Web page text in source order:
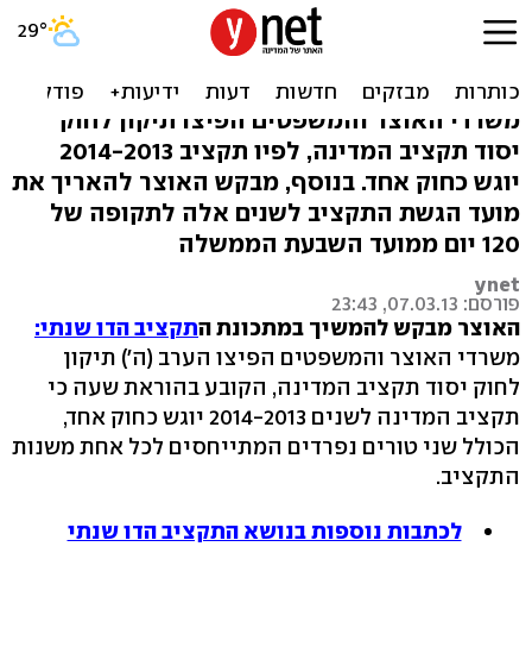
האוצר מבקש: גם התקציב
הבא יהיה דו שנתי
משרדי האוצר והמשפטים הפיצו תיקון לחוק
יסוד תקציב המדינה, לפיו תקציב 2014-2013
יוגש כחוק אחד. בנוסף, מבקש האוצר להאריך את
מועד הגשת התקציב לשנים אלה לתקופה של
120 יום ממועד השבעת הממשלה
ynet
פורסם: 07.03.13, 23:43
האוצר מבקש להמשיך במתכונת התקציב הדו שנתי:
משרדי האוצר והמשפטים הפיצו הערב (ה') תיקון
לחוק יסוד תקציב המדינה, הקובע בהוראת שעה כי
תקציב המדינה לשנים 2014-2013 יוגש כחוק אחד,
הכולל שני טורים נפרדים המתייחסים לכל אחת משנות
התקציב.
לכתבות נוספות בנושא התקציב הדו שנתי